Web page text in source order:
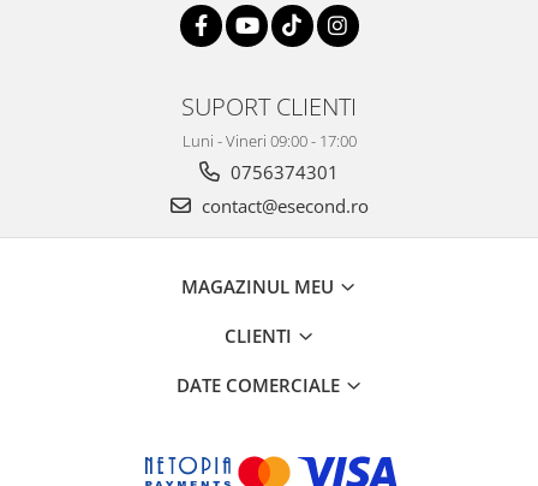
SUPORT CLIENTI
Luni - Vineri 09:00 - 17:00
0756374301
contact@esecond.ro
MAGAZINUL MEU
CLIENTI
DATE COMERCIALE